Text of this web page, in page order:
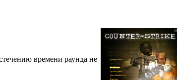
времени раунда не